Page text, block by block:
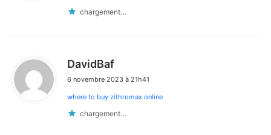
chargement…
DavidBaf
t
6 novembre 2023 à 21h41
where to buy zithromax online
chargement…